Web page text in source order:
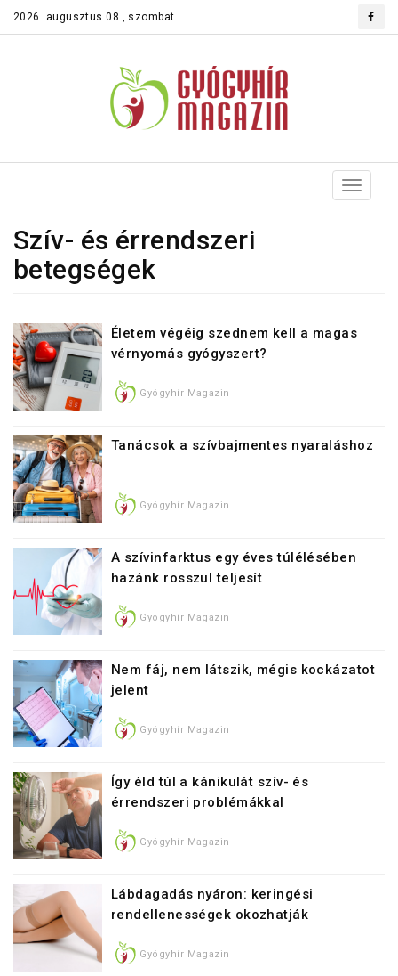
2026. augusztus 08., szombat
Toggle
Szív- és érrendszeri
betegségek
Életem végéig szednem kell a magas
vérnyomás gyógyszert?
Gyógyhír Magazin
Tanácsok a szívbajmentes nyaraláshoz
Gyógyhír Magazin
A szívinfarktus egy éves túlélésében
hazánk rosszul teljesít
Gyógyhír Magazin
Nem fáj, nem látszik, mégis kockázatot
jelent
Gyógyhír Magazin
Így éld túl a kánikulát szív- és
érrendszeri problémákkal
Gyógyhír Magazin
Lábdagadás nyáron: keringési
rendellenességek okozhatják
Gyógyhír Magazin